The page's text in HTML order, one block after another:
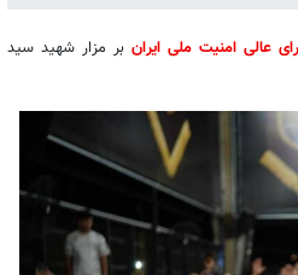
عالی امنیت ملی ایران بر مزار شهید سید